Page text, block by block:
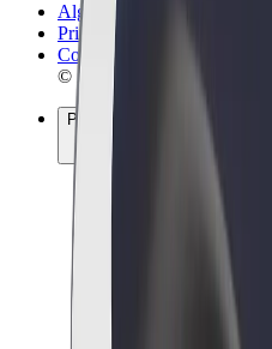
Algemene voorwaarden
Privacy
Cookies
© 2026 Bolt Technology OÜ
Producten